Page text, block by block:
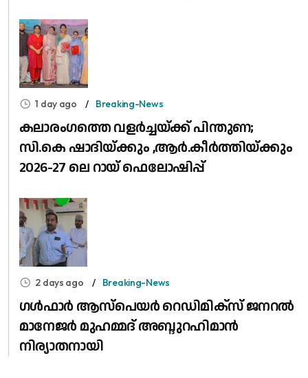
1 day ago Breaking-News
കലാരംഗത്തെ വളർച്ചയ്ക്ക് പിന്തുണ;
സി.കെ ഷാദിയ്ക്കും ,ആർ.കീർത്തിയ്ക്കും
2026-27 ലെ റായ് ഫെലോഷിപ്പ്
2 days ago Breaking-News
​ഗൾഫാർ ആസ്പെയർ റെഡിമിക്സ് ജനറൽ
മാനേജർ മുഹമ്മദ് അബ്ദുറഹിമാൻ
നിര്യാതനായി